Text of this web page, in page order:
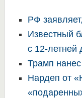
РФ
Известный
с 12-
Трамп
Нардеп от